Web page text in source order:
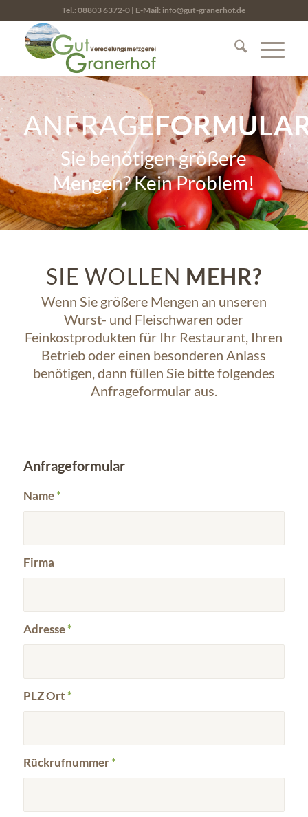
Tel.:08803 6372-0 | E-Mail: info@gut-granerhof.de
ANFRAGE
Sie benötigen größere
Mengen? Kein Problem!
SIE WOLLEN MEHR?
Wenn Sie größere Mengen an unseren
Wurst- und Fleischwaren oder
Feinkostprodukten für Ihr Restaurant, Ihren
Betrieb oder einen besonderen Anlass
benötigen, dann füllen Sie bitte folgendes
Anfrageformular aus.
Anfrageformular
Name*
Firma
Adresse*
PLZ Ort *
Rückrufnummer*